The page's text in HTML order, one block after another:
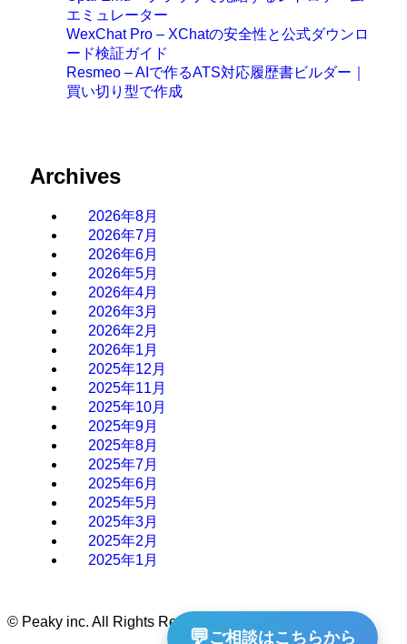
エミュレーター
WexChat Pro – XChatの安全性と公式ダウンロ
ード検証ガイド
Resmeo – AIで作るATS対応履歴書ビルダー｜
買い切り型で作成
Archives
2026年8月
2026年7月
2026年6月
2026年5月
2026年4月
2026年3月
2026年2月
2026年1月
2025年12月
2025年11月
2025年10月
2025年9月
2025年8月
2025年7月
2025年6月
2025年5月
2025年3月
2025年2月
2025年1月
💬ご相談はこちらから
© Peaky inc. All Rights Reserved.